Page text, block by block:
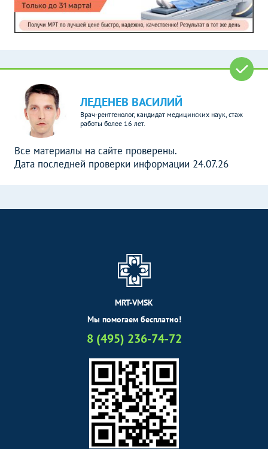
ЛЕДЕНЕВ ВАСИЛИЙ
Врач-рентгенолог, кандидат медицинских наук, стаж
работы более 16 лет.
Все материалы на сайте проверены.
Дата последней проверки информации 24.07.26
MRT-VMSK
Мы помогаем бесплатно!
8 (495) 236-74-72